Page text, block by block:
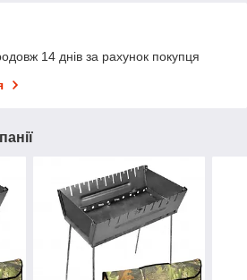
14 днів за рахунок покупця